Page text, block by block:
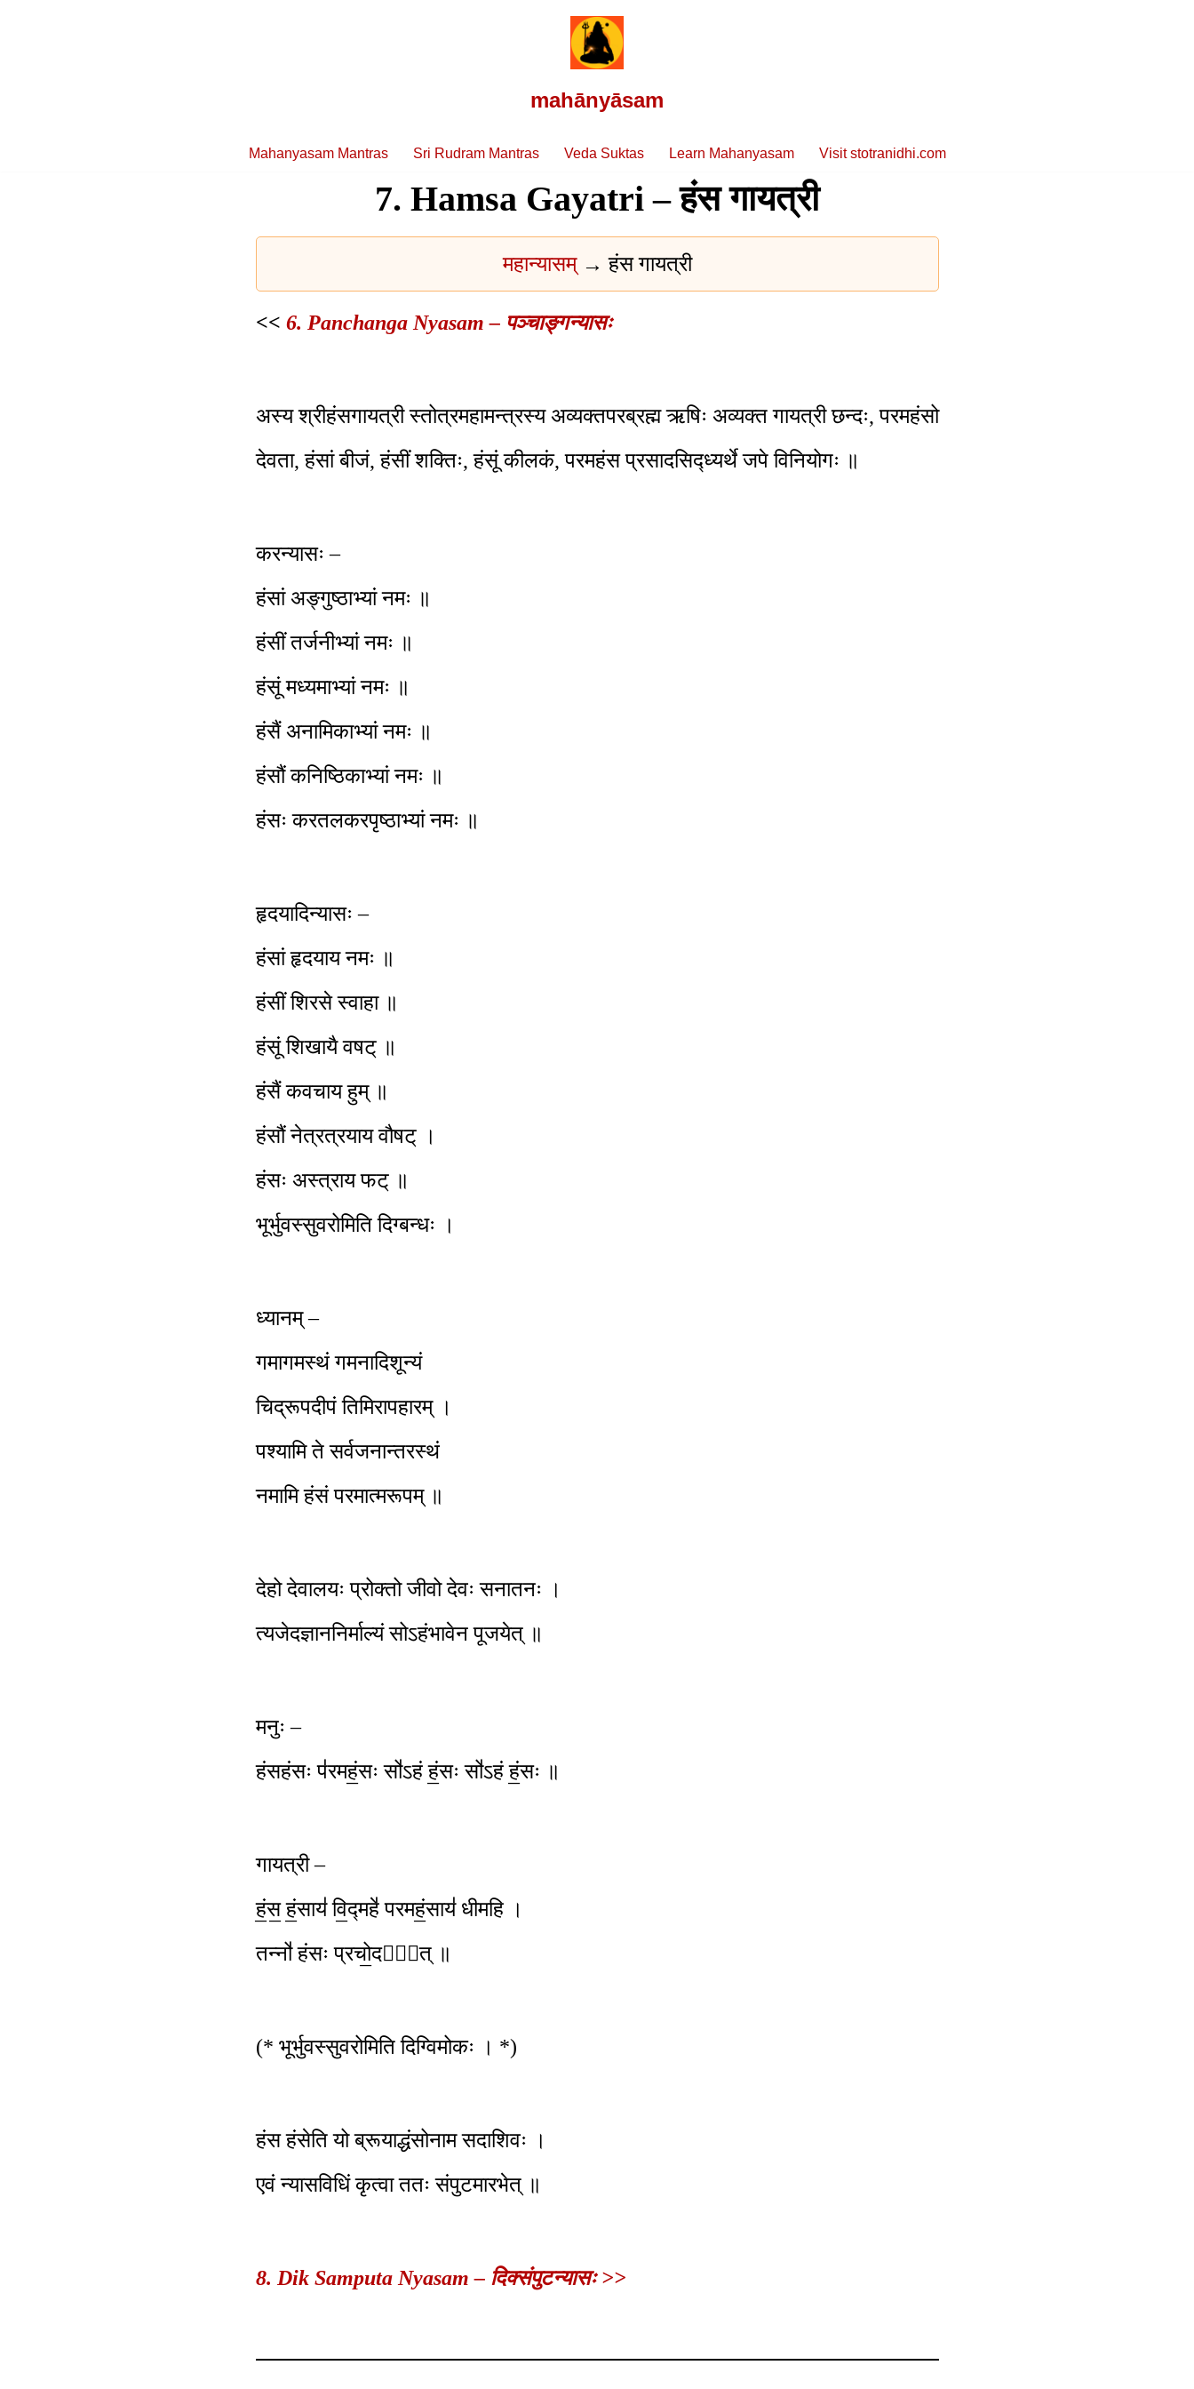
mahānyāsam
Mahanyasam Mantras Sri Rudram Mantras Veda Suktas Learn Mahanyasam Visit stotranidhi.com
7. Hamsa Gayatri – हंस गायत्री
महान्यासम् → हंस गायत्री
<< 6. Panchanga Nyasam – पञ्चाङ्गन्यासः
अस्य श्रीहंसगायत्री स्तोत्रमहामन्त्रस्य अव्यक्तपरब्रह्म ऋषिः अव्यक्त गायत्री छन्दः, परमहंसो
देवता, हंसां बीजं, हंसीं शक्तिः, हंसूं कीलकं, परमहंस प्रसादसिद्ध्यर्थे जपे विनियोगः ॥
करन्यासः –
हंसां अङ्गुष्ठाभ्यां नमः ॥
हंसीं तर्जनीभ्यां नमः ॥
हंसूं मध्यमाभ्यां नमः ॥
हंसैं अनामिकाभ्यां नमः ॥
हंसौं कनिष्ठिकाभ्यां नमः ॥
हंसः करतलकरपृष्ठाभ्यां नमः ॥
हृदयादिन्यासः –
हंसां हृदयाय नमः ॥
हंसीं शिरसे स्वाहा ॥
हंसूं शिखायै वषट् ॥
हंसैं कवचाय हुम् ॥
हंसौं नेत्रत्रयाय वौषट् ।
हंसः अस्त्राय फट् ॥
भूर्भुवस्सुवरोमिति दिग्बन्धः ।
ध्यानम् –
गमागमस्थं गमनादिशून्यं
चिद्रूपदीपं तिमिरापहारम् ।
पश्यामि ते सर्वजनान्तरस्थं
नमामि हंसं परमात्मरूपम् ॥
देहो देवालयः प्रोक्तो जीवो देवः सनातनः ।
त्यजेदज्ञाननिर्माल्यं सोऽहंभावेन पूजयेत् ॥
मनुः –
हंसहंसः प॑रमहं॒सः सो॑ऽहं हं॒सः सो॑ऽहं हं॒सः ॥
गायत्री –
हं॒स॒ हं॒साय॑ वि॒द्महे॑ परमहं॒साय॑ धीमहि ।
तन्नो॑ हंसः प्रचो॒दया᳚त् ॥
(* भूर्भुवस्सुवरोमिति दिग्विमोकः । *)
हंस हंसेति यो ब्रूयाद्धंसोनाम सदाशिवः ।
एवं न्यासविधिं कृत्वा ततः संपुटमारभेत् ॥
8. Dik Samputa Nyasam – दिक्संपुटन्यासः >>